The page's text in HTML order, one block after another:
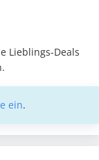
Lieblings-Deals
ein.